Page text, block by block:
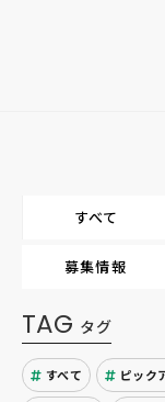
すべて
募集情報
TAG タグ
すべて ピック